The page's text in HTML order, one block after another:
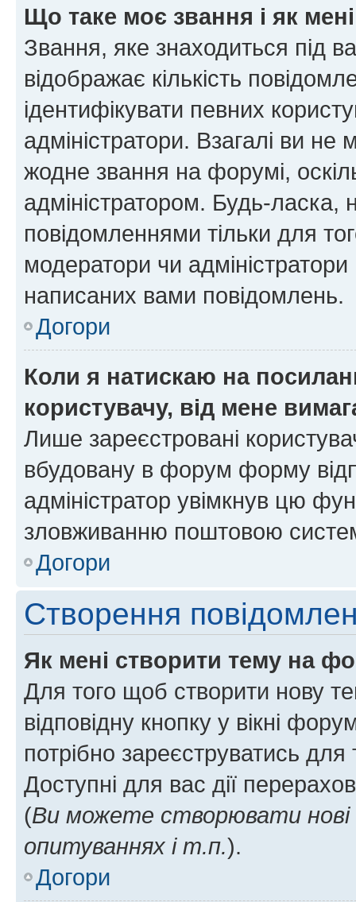
Що таке моє звання і як
Звання, яке знаходиться під
відображає кількість
ідентифікувати певних
адміністратори. Взагалі ви
жодне звання на форумі,
адміністратором. Будь-
повідомленнями тільки для
модератори чи
написаних вами повідомлень.
Догори
Коли я натискаю на
користувачу, від мене
Лише зареєстровані
вбудовану в форум форму
адміністратор увімкнув цю
зловживанню поштовою
Догори
Створення
Як мені створити тему на
Для того щоб створити нову
відповідну кнопку у вікні
потрібно зареєструватись
Доступні для вас дії
(Ви можете створювати
опитуваннях і т.п.).
Догори